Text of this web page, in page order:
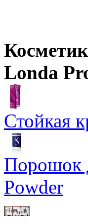
Londa
Стойкая
Порошок
Powder